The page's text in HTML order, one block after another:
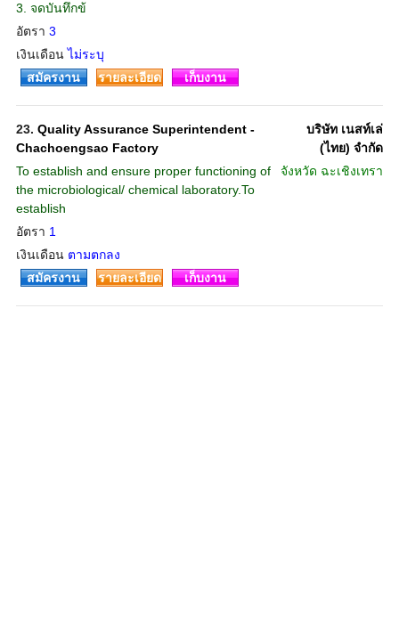
3. จดบันทึกข้
อัตรา 3
เงินเดือนไม่ระบุ
สมัครงาน
รายละเอียด เก็บงาน
23. Quality Assurance Superintendent -
Chachoengsao Factory
To establish and ensure proper functioning of
the microbiological/ chemical laboratory.To
establish
อัตรา 1
เงินเดือน ตามตกลง
บริษัท เนสท์เล่
(ไทย) จำกัด
จังหวัด ฉะเชิงเทรา
สมัครงาน รายละเอียด เก็บงาน